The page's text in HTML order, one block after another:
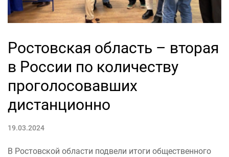
Ростовская область – вторая
в России по количеству
проголосовавших
дистанционно
19.03.2024
В Ростовской области подвели итоги общественного